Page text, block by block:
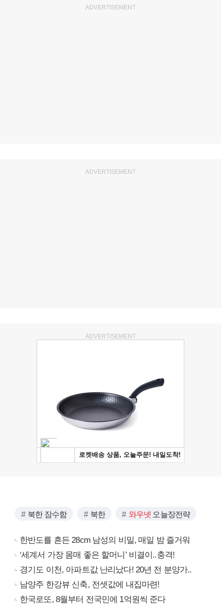
ADVERTISEMENT
ADVERTISEMENT
ADVERTISEMENT
북한 잠수함 북한 와우넷 오늘장전략
한반도를 흔든 28cm 남성의 비밀, 매일 밤 즐거워
‘세계서 가장 몸매 좋은 할머니’ 비결이..충격!
경기도 이천, 아파트값 난리났다! 20년 전 분양가..
남양주 한강뷰 신축, 전셋값에 내집마련!
한국로또, 8월부터 전국민에 1억원씩 준다